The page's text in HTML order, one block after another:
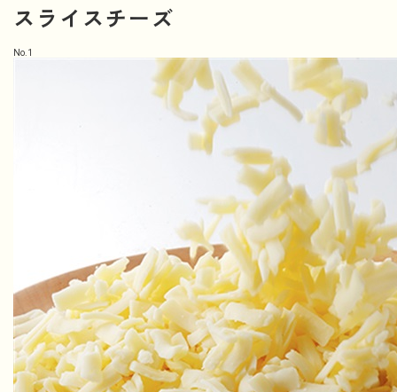
スライスチーズ
No. 1